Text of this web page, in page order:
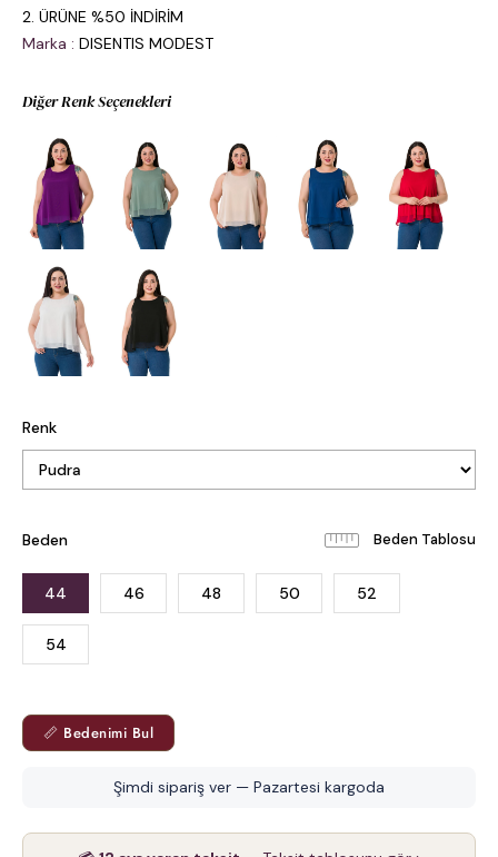
2. ÜRÜNE %50 İNDİRİM
Marka : DISENTIS MODEST
Diğer Renk Seçenekleri
Renk
Beden Beden Tablosu
44 46 48 50 52
54
📏 Bedenimi Bul
Şimdi sipariş ver — Pazartesi kargoda